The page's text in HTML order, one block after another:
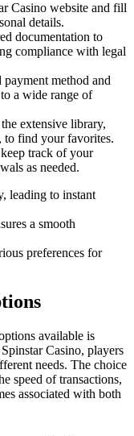
Casino website and fill
details.
documentation to
compliance with legal
payment method and
a wide range of
extensive library,
to find your favorites.
track of your
as needed.
leading to instant
a smooth
preferences for
available is
Casino, players
needs. The choice
speed of transactions,
associated with both